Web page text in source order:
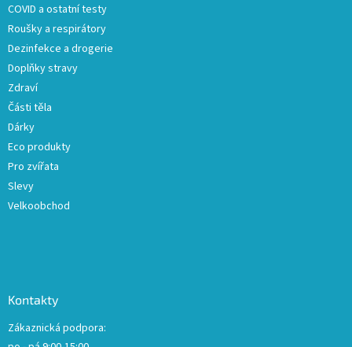
COVID a ostatní testy
Roušky a respirátory
Dezinfekce a drogerie
Doplňky stravy
Zdraví
Části těla
Dárky
Eco produkty
Pro zvířata
Slevy
Velkoobchod
Kontakty
Zákaznická podpora: